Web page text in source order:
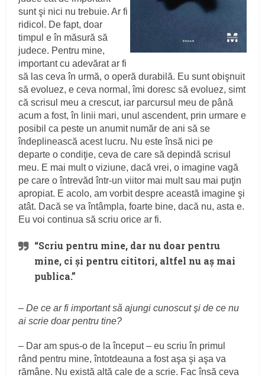
sunt şi nici nu trebuie. Ar fi
ridicol. De fapt, doar
timpul e în măsură să
judece. Pentru mine,
important cu adevărat ar fi
să las ceva în urmă, o operă durabilă. Eu sunt obişnuit
să evoluez, e ceva normal, îmi doresc să evoluez, simt
că scrisul meu a crescut, iar parcursul meu de până
acum a fost, în linii mari, unul ascendent, prin urmare e
posibil ca peste un anumit număr de ani să se
îndeplinească acest lucru. Nu este însă nici pe
departe o condiţie, ceva de care să depindă scrisul
meu. E mai mult o viziune, dacă vrei, o imagine vagă
pe care o întrevăd într-un viitor mai mult sau mai puţin
apropiat. E acolo, am vorbit despre această imagine şi
atât. Dacă se va întâmpla, foarte bine, dacă nu, asta e.
Eu voi continua să scriu orice ar fi.
“Scriu pentru mine, dar nu doar pentru
mine, ci şi pentru cititori, altfel nu aş mai
publica.”
–De ce ar fi important să ajungi cunoscut şi de ce nu
ai scrie doar pentru tine?
– Dar am spus-o de la început – eu scriu în primul
rând pentru mine, întotdeauna a fost aşa şi aşa va
rămâne. Nu există altă cale de a scrie. Fac însă ceva